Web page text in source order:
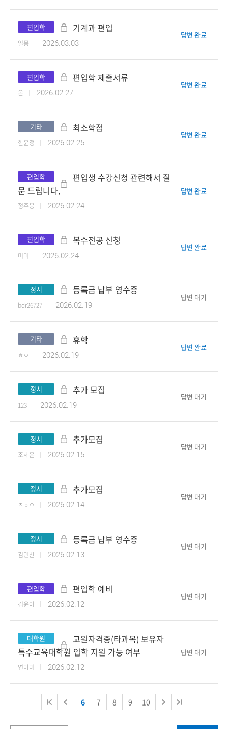
편입학 기계과 편입
일몽 2026.03.03
답변 완료
편입학 편입학 제출서류
은 2026.02.27
답변 완료
기타 최소학점
한윤정 2026.02.25
답변 완료
편입학
편입생 수강신청 관련해서 질
문 드립니다.
정주용 2026.02.24
답변 완료
편입학 복수전공 신청
미미 2026.02.24
답변 완료
정시 등록금 납부 영수증
bdr26727 2026.02.19
답변 대기
기타 휴학
ㅎㅇ 2026.02.19
답변 완료
정시 추가 모집
123 2026.02.19
답변 대기
정시 추가모집
조세은 2026.02.15
답변 대기
정시 추가모집
ㅈㅎㅇ 2026.02.14
답변 대기
정시 등록금 납부 영수증
김민찬 2026.02.13
답변 대기
편입학 편입학 예비
김윤아 2026.02.12
답변 대기
대학원
교원자격증(타과목) 보유자
특수교육대학원 입학 지원 가능 여부
연마미 2026.02.12
답변 대기
6 7 8 9 10